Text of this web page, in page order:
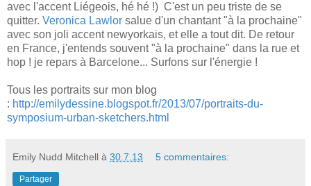
avec l'accent Liégeois, hé hé !) C'est un peu triste de se
quitter. Veronica Lawlor salue d'un chantant "à la prochaine"
avec son joli accent newyorkais, et elle a tout dit. De retour
en France, j'entends souvent "à la prochaine" dans la rue et
hop ! je repars à Barcelone... Surfons sur l'énergie !
Tous les portraits sur mon blog
: http://emilydessine.blogspot.fr/2013/07/portraits-du-
symposium-urban-sketchers.html
Emily Nudd Mitchell à 30.7.13 5 commentaires:
Partager